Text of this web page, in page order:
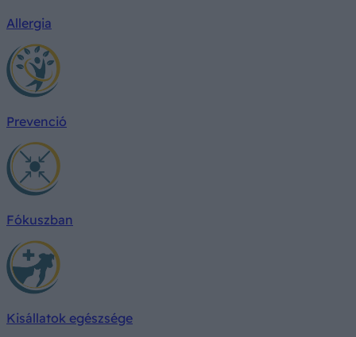
Allergia
Prevenció
Fókuszban
Kisállatok egészsége